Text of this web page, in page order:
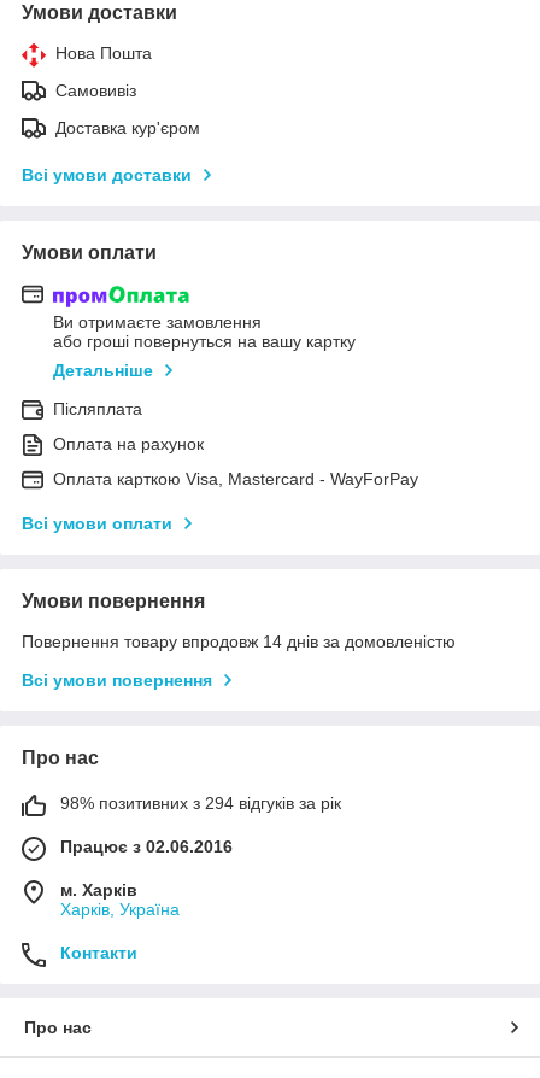
Умови доставки
Нова Пошта
Самовивіз
Доставка кур'єром
Всі умови доставки
Умови оплати
Ви отримаєте замовлення
або гроші повернуться на вашу картку
Детальніше
Післяплата
Оплата на рахунок
Оплата карткою Visa, Mastercard - WayForPay
Всі умови оплати
Умови повернення
Повернення товару впродовж 14 днів за домовленістю
Всі умови повернення
Про нас
98% позитивних з 294 відгуків за рік
Працює з 02.06.2016
м. Харків
Харків, Україна
Контакти
Про нас